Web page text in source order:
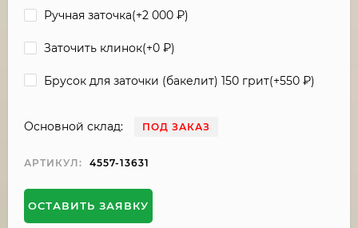
Ручная заточка(+2 000 ₽)
Заточить клинок(+0 ₽)
Брусок для заточки (бакелит) 150 грит(+550 ₽)
Основной склад: ПОД ЗАКАЗ
АРТИКУЛ: 4557-13631
ОСТАВИТЬ ЗАЯВКУ